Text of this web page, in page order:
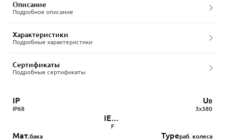
Описание
Подробное описание
Характеристики
Подробные характеристики
Сертификаты
Подробные сертификаты
IP
IP68
UВ
3х380
Мат.бака
Typeраб. колеса
IEC85
F